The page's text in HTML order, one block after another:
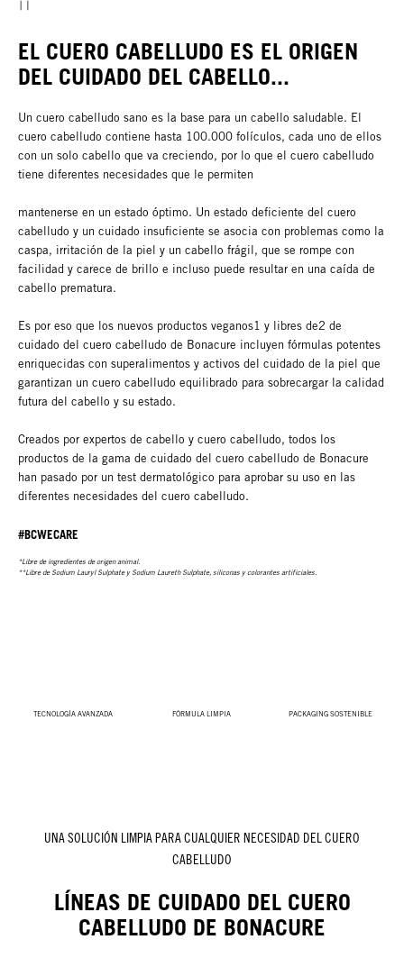
EL CUERO CABELLUDO ES EL ORIGEN
DEL CUIDADO DEL CABELLO...
Un cuero cabelludo sano es la base para un cabello saludable. El
cuero cabelludo contiene hasta 100.000 folículos, cada uno de ellos
con un solo cabello que va creciendo, por lo que el cuero cabelludo
tiene diferentes necesidades que le permiten
mantenerse en un estado óptimo. Un estado deficiente del cuero
cabelludo y un cuidado insuficiente se asocia con problemas como la
caspa, irritación de la piel y un cabello frágil, que se rompe con
facilidad y carece de brillo e incluso puede resultar en una caída de
cabello prematura.
Es por eso que los nuevos productos veganos1 y libres de2 de
cuidado del cuero cabelludo de Bonacure incluyen fórmulas potentes
enriquecidas con superalimentos y activos del cuidado de la piel que
garantizan un cuero cabelludo equilibrado para sobrecargar la calidad
futura del cabello y su estado.
Creados por expertos de cabello y cuero cabelludo, todos los
productos de la gama de cuidado del cuero cabelludo de Bonacure
han pasado por un test dermatológico para aprobar su uso en las
diferentes necesidades del cuero cabelludo.
#BCWECARE
*Libre de ingredientes de origen animal.
**Libre de Sodium Lauryl Sulphate y Sodium Laureth Sulphate, siliconas y colorantes artificiales.
TECNOLOGÍA AVANZADA FÓRMULA LIMPIA PACKAGING SOSTENIBLE
UNA SOLUCIÓN LIMPIA PARA CUALQUIER NECESIDAD DEL CUERO
CABELLUDO
LÍNEAS DE CUIDADO DEL CUERO
CABELLUDO DE BONACURE